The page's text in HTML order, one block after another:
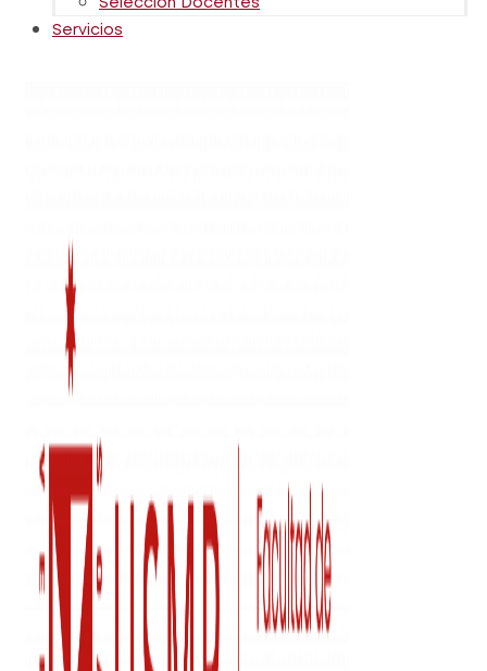
Selección Docentes
Servicios